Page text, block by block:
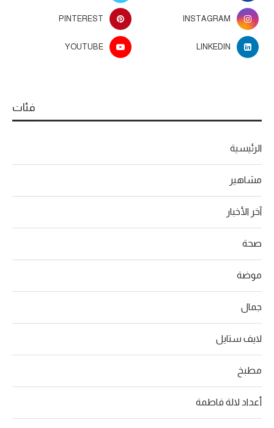
INSTAGRAM
PINTEREST
LINKEDIN
YOUTUBE
فئات
الرئيسية
مشاهير
آخر الأخبار
صحة
موضة
جمال
لايف ستايل
مطبخ
أعداد لالة فاطمة